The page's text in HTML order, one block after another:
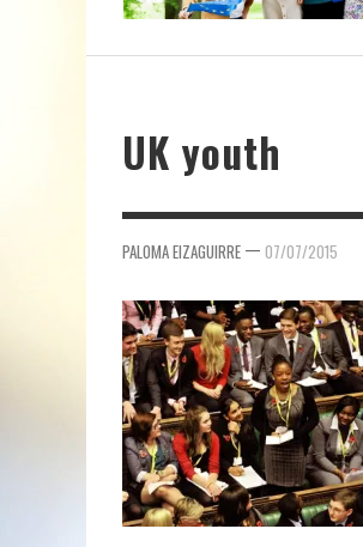
UK youth
PALOMA EIZAGUIRRE — 07/07/2015